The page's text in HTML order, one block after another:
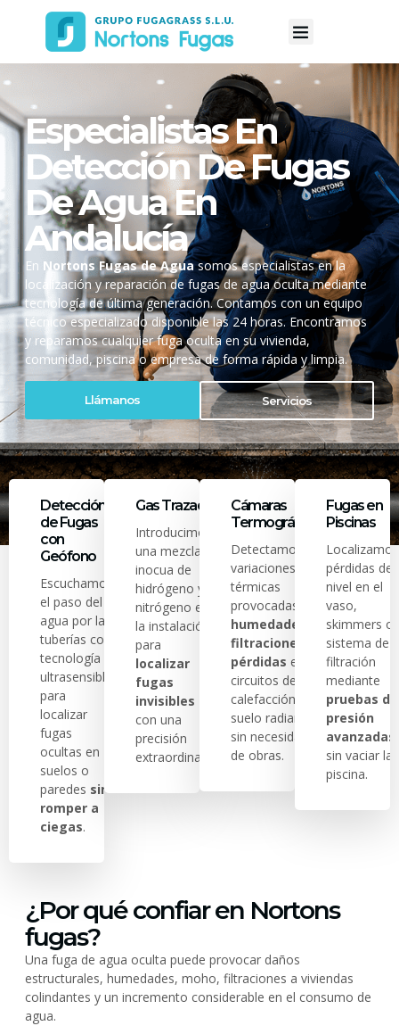
Especialistas En
Detección De Fugas
De Agua En
Andalucía
En Nortons Fugas de Aguasomos especialistas en la
localización y reparación de fugas de agua oculta mediante
tecnología de última generación. Contamos con un equipo
técnico especializado disponible las 24 horas. Encontramos
y reparamos cualquier fuga oculta en su vivienda,
comunidad, piscina o empresa de forma rápida y limpia.
Llámanos Servicios
Detección
de Fugas
con
Geófono
Escuchamos
el paso del
agua por las
tuberías con
tecnología
ultrasensible
para
localizar
fugas
ocultas en
suelos o
paredes sin
romper a
ciegas.
Gas Trazador
Introducimos
una mezcla
inocua de
hidrógeno y
nitrógeno en
la instalación
para
localizar
fugas
invisibles
con una
precisión
extraordinaria.
Cámaras
Termográficas
Detectamos
variaciones
térmicas
provocadas por
humedades,
filtraciones o
pérdidas en
circuitos de
calefacción y
suelo radiante
sin necesidad
de obras.
Fugas en
Piscinas
Localizamos
pérdidas de
nivel en el
vaso,
skimmers o
sistema de
filtración
mediante
pruebas de
presión
avanzadas
sin vaciar la
piscina.
¿Por qué confiar en Nortons
fugas?
Una fuga de agua oculta puede provocar daños
estructurales, humedades, moho, filtraciones a viviendas
colindantes y un incremento considerable en el consumo de
agua.